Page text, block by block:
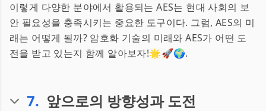
이렇게 다양한 분야에서 활용되는 AES는 현대 사회의 보
안 필요성을 충족시키는 중요한 도구이다. 그럼, AES의 미
래는 어떻게 될까? 암호화 기술의 미래와 AES가 어떤 도
전을 받고 있는지 함께 알아보자!🌟🚀🌍.
7. 앞으로의 방향성과 도전